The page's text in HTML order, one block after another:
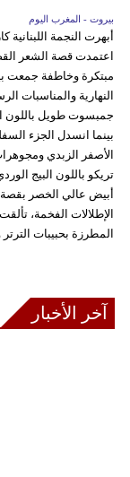
بيروت - المغرب اليوم
أبهرت النجمة
اعتمدت قصة الشعر
مبتكرة وخاطفة جمعت
النهارية والمناسبات
جمبسوت طويل باللون
بينما انسدل الجزء
الأصفر الزبدي
تريكو باللون البيج
أبيض عالي الخصر بقصة
الإطلالات الفخمة،
المطرزة بحبيبات الترتر
آخر الأخبار